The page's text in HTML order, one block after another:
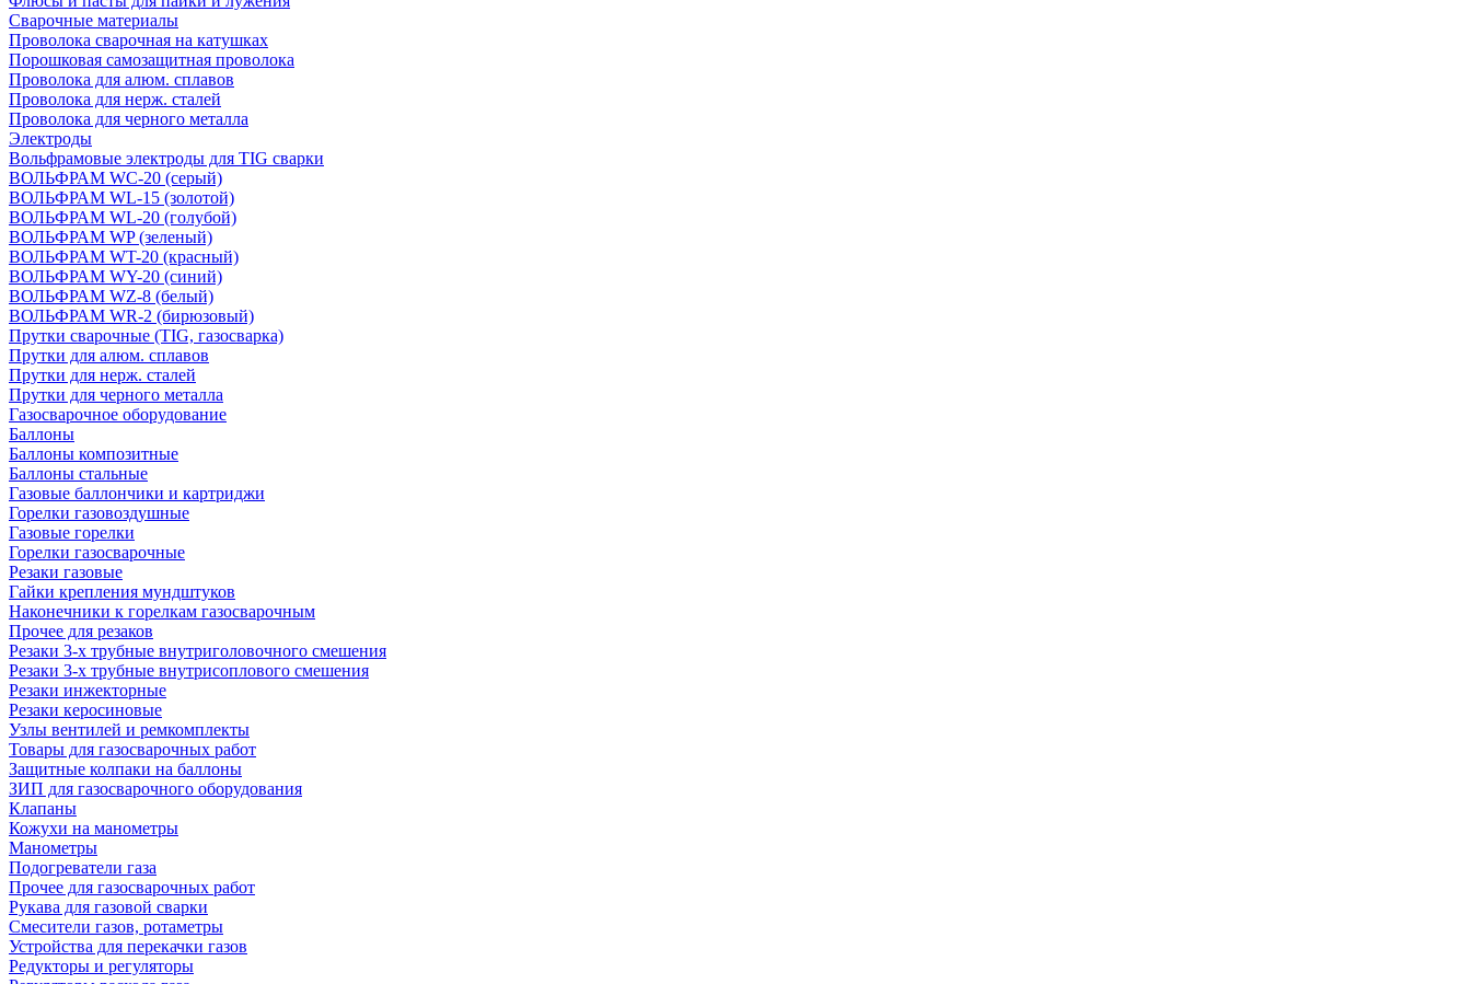
Сварочные материалы
Проволока сварочная на катушках
Порошковая самозащитная проволока
Проволока для алюм. сплавов
Проволока для нерж. сталей
Проволока для черного металла
Электроды
Вольфрамовые электроды для TIG сварки
ВОЛЬФРАМ WC-20 (серый)
ВОЛЬФРАМ WL-15 (золотой)
ВОЛЬФРАМ WL-20 (голубой)
ВОЛЬФРАМ WP (зеленый)
ВОЛЬФРАМ WT-20 (красный)
ВОЛЬФРАМ WY-20 (синий)
ВОЛЬФРАМ WZ-8 (белый)
ВОЛЬФРАМ WR-2 (бирюзовый)
Прутки сварочные (TIG, газосварка)
Прутки для алюм. сплавов
Прутки для нерж. сталей
Прутки для черного металла
Газосварочное оборудование
Баллоны
Баллоны композитные
Баллоны стальные
Газовые баллончики и картриджи
Горелки газовоздушные
Газовые горелки
Горелки газосварочные
Резаки газовые
Гайки крепления мундштуков
Наконечники к горелкам газосварочным
Прочее для резаков
Резаки 3-х трубные внутриголовочного смешения
Резаки 3-х трубные внутрисоплового смешения
Резаки инжекторные
Резаки керосиновые
Узлы вентилей и ремкомплекты
Товары для газосварочных работ
Защитные колпаки на баллоны
ЗИП для газосварочного оборудования
Клапаны
Кожухи на манометры
Манометры
Подогреватели газа
Прочее для газосварочных работ
Рукава для газовой сварки
Смесители газов, ротаметры
Устройства для перекачки газов
Редукторы и регуляторы